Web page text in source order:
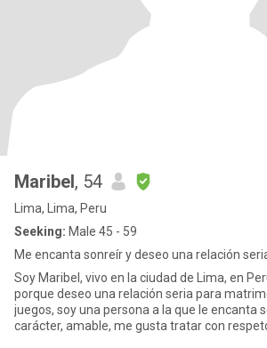
Maribel, 54
Lima, Lima, Peru
Seeking: Male 45 - 59
Me encanta sonreír y deseo una relación
Soy Maribel, vivo en la ciudad de Lima, en
porque deseo una relación seria para
juegos, soy una persona a la que le encanta
carácter, amable, me gusta tratar con